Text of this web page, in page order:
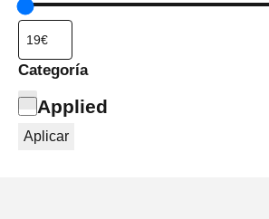
Categoría
Categoría
Applied
Aplicar